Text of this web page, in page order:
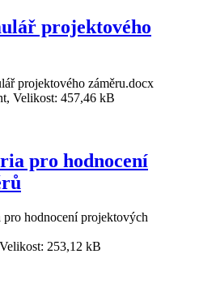
projektového
projektového záměru.docx
Velikost: 457,46 kB
pro hodnocení
hodnocení projektových
253,12 kB